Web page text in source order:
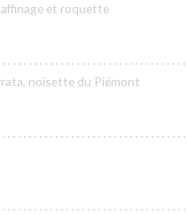
et roquette
noisette du Piémont